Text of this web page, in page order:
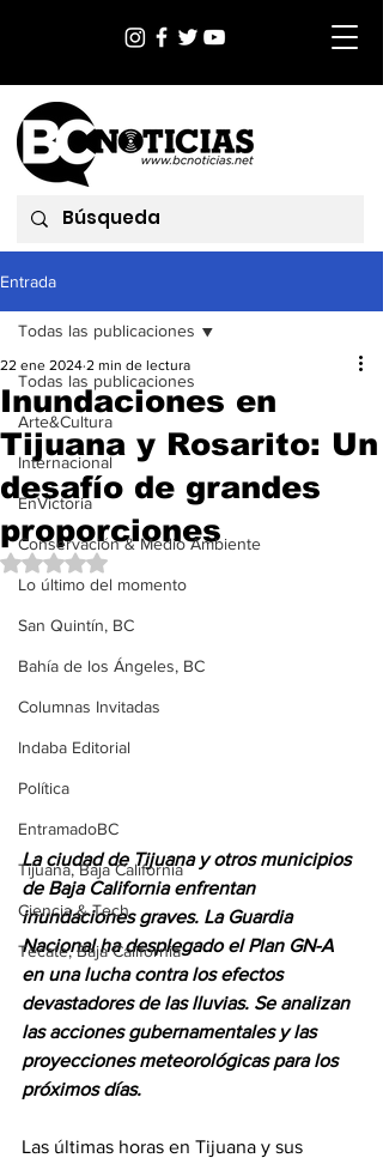
Entrada
Todas las publicaciones
Arte&Cultura
Internacional
EnVictoria
Conservación & Medio Ambiente
Lo último del momento
San Quintín, BC
Bahía de los Ángeles, BC
Columnas Invitadas
Indaba Editorial
Política
EntramadoBC
Tijuana, Baja California
Ciencia & Tech
Tecate, Baja California
Todas las publicaciones
Inundaciones en
Tijuana y Rosarito: Un
desafío de grandes
proporciones
22 ene 2024 2 min de lectura
Obtuvo NaN de 5 estrellas.
La ciudad de Tijuana y otros municipios
de Baja California enfrentan
inundaciones graves. La Guardia
Nacional ha desplegado el Plan GN-A
en una lucha contra los efectos
devastadores de las lluvias. Se analizan
las acciones gubernamentales y las
proyecciones meteorológicas para los
próximos días.
Las últimas horas en Tijuana y sus